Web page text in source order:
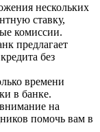
нескольких
ставку,
комиссии.
предлагает
без
времени
в банке.
на
помочь вам в